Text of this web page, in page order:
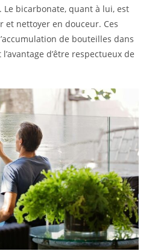
bicarbonate, quant à lui, est
et nettoyer en douceur. Ces
de bouteilles dans
d’être respectueux de